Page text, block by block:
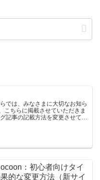
では、みなさまに大切なお知ら
こちらに掲載させていただきま
記事の記載方法を変更させてい
：初心者向けタイ
的な変更方法（新サイ